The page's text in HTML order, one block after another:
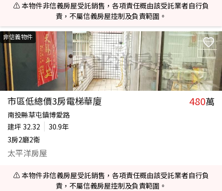
⚠️ 本物件非信義房屋受託銷售，各項責任概由該受託業者自行負
責，不屬信義房屋控制及負責範圍。
非信義物件
市區低總價3房電梯華廈 480萬
南投縣草屯鎮博愛路
建坪 32.32
30.9年
3房2廳2衛
太平洋房屋
⚠️ 本物件非信義房屋受託銷售，各項責任概由該受託業者自行負
責，不屬信義房屋控制及負責範圍。